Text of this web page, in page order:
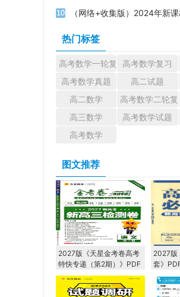
热门标签
高考数学一轮复习高考数学复习
高考数学真题
高二试题
高二数学
高考数学二轮复
高三数学
高考数学试题
高考数学
图文推荐
2027版《天星金考卷高考
特快专递（第2期）》PDF
电子版下载
2027版
套》